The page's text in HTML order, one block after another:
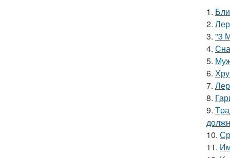
1.
2.
3. "3
4.
5.
6.
7.
8.
9.
10.
11.